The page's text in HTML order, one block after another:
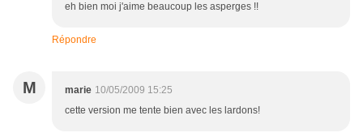
eh bien moi j'aime beaucoup les asperges !!
Répondre
M marie 10/05/2009 15:25
cette version me tente bien avec les lardons!